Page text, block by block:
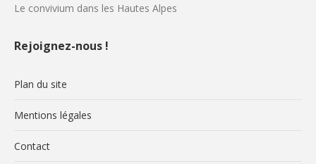
Le convivium dans les Hautes Alpes
Rejoignez-nous !
Plan du site
Mentions légales
Contact